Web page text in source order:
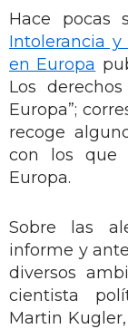
Hace pocas
Intolerancia
en Europa
Los
Europa”;
recoge
con los que
Europa.
Sobre las
informe y
diversos
cientista
Martin